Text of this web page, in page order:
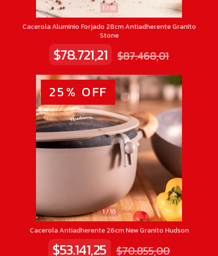
1 /10
Cacerola Aluminio Forjado 28cm Antiadherente Granito
Stone
$78.721,21 $87.468,01
1/10
25% OFF
Cacerola Antiadherente 26cm New Granito Hudson
$53.141,25 $70.855,00